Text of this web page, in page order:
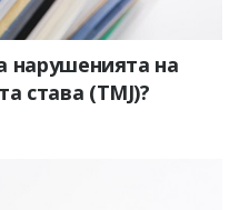
нарушенията на
става (TMJ)?